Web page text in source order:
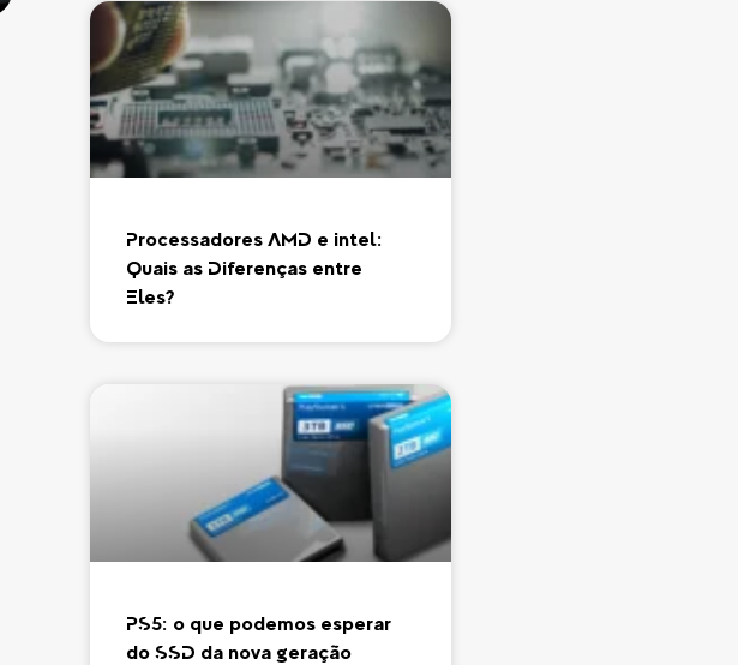
Processadores AMD e Intel:
Quais as Diferenças entre
Eles?
PS5: o que podemos esperar
do SSD da nova geração